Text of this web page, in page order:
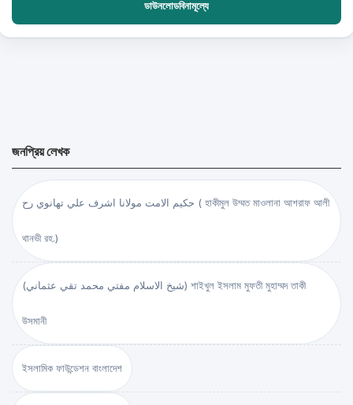
ডাউনলোডবিনামূল্যে
জনপ্রিয় লেখক
حكيم الامت مولانا اشرف علي تهانوي رح ( হাকীমুল উম্মত মাওলানা আশরাফ আলী
থানভী রহ.)
(شيخ الاسلام مفتي محمد تقي عثماني) শাইখুল ইসলাম মুফতী মুহাম্মদ তাকী
উসমানী
ইসলামিক ফাউন্ডেশন বাংলাদেশ